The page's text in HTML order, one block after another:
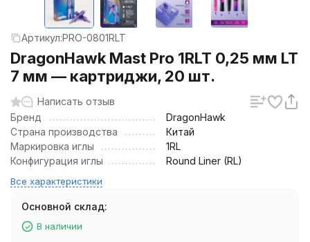
Артикул:PRO-0801RLT
DragonHawk Mast Pro 1RLT 0,25 мм LT
7 мм — картриджи, 20 шт.
Написать отзыв
Бренд
DragonHawk
Страна производства
Китай
Маркировка иглы
1RL
Конфигурация иглы
Round Liner (RL)
Все характеристики
Основной склад:
В наличии